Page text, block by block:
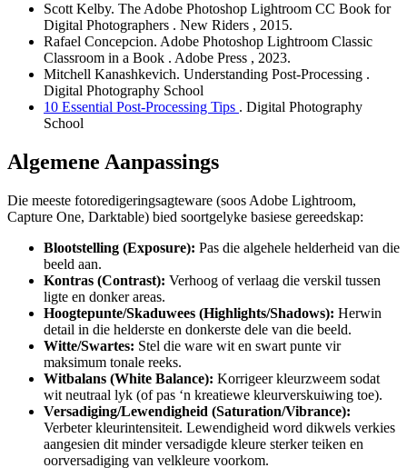
Scott Kelby. The Adobe Photoshop Lightroom CC Book for
Digital Photographers . New Riders , 2015.
Rafael Concepcion. Adobe Photoshop Lightroom Classic
Classroom in a Book . Adobe Press , 2023.
Mitchell Kanashkevich. Understanding Post-Processing .
Digital Photography School
10 Essential Post-Processing Tips . Digital Photography
School
Algemene Aanpassings
Die meeste fotoredigeringsagteware (soos Adobe Lightroom,
Capture One, Darktable) bied soortgelyke basiese gereedskap:
Blootstelling (Exposure): Pas die algehele helderheid van die
beeld aan.
Kontras (Contrast): Verhoog of verlaag die verskil tussen
ligte en donker areas.
Hoogtepunte/Skaduwees (Highlights/Shadows): Herwin
detail in die helderste en donkerste dele van die beeld.
Witte/Swartes: Stel die ware wit en swart punte vir
maksimum tonale reeks.
Witbalans (White Balance): Korrigeer kleurzweem sodat
wit neutraal lyk (of pas ‘n kreatiewe kleurverskuiwing toe).
Versadiging/Lewendigheid (Saturation/Vibrance):
Verbeter kleurintensiteit. Lewendigheid word dikwels verkies
aangesien dit minder versadigde kleure sterker teiken en
oorversadiging van velkleure voorkom.